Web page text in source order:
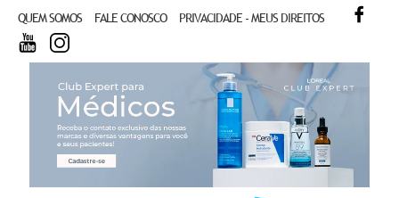
QUEM SOMOS FALE CONOSCO PRIVACIDADE - MEUS DIREITOS
YOUTUBE